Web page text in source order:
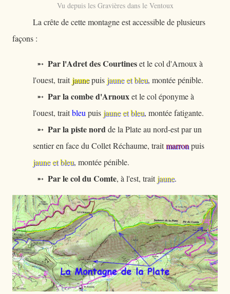
Vu depuis les Gravières dans le Ventoux
La crête de cette montagne est accessible de plusieurs
façons :
➵ Par l'Adret des Courtineset le col d'Arnoux à
l'ouest, traitjaunepuisjaune et bleu, montée pénible.
➵ Par la combe d'Arnouxet le col éponyme à
l'ouest, traitbleu puisjaune et bleu, montée fatigante.
➵ Par la piste nordde la Plate au nord-est par un
sentier en face du Collet Réchaume, traitmarronpuis
jaune et bleu, montée pénible.
➵ Par le col du Comte, à l'est, traitjaune.